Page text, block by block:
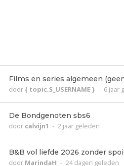
Films en series algemeen
door{ topic.S_USERNAME } - 6 jaar
De Bondgenoten sbs6
door calvijn1 - 2 jaar geleden
B&B vol liefde 2026 zonder
door MarindaH - 24 dagen geleden